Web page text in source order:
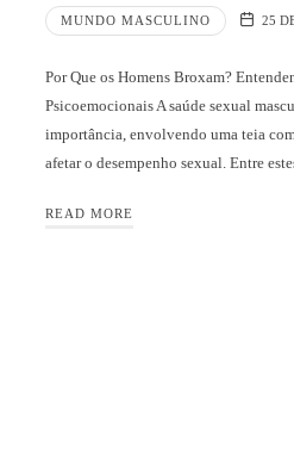
MUNDO MASCULINO 25
Por Que os Homens Broxam?
Psicoemocionais A saúde sexual
importância, envolvendo uma teia
afetar o desempenho sexual. Entre
READ MORE